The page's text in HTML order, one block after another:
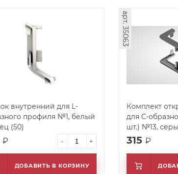
внутренний для L-
профиля №1, белый
(50)
₽ - +
ДОБАВИТЬ В КОРЗИНУ
Комплект
для С-
шт.) №13,
арт. 35063
315 ₽